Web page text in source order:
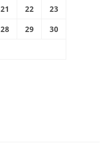
21 22 23
28 29 30